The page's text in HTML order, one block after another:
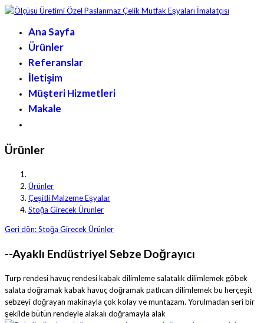
Ana Sayfa
Ürünler
Referanslar
İletişim
Müşteri Hizmetleri
Makale
Ürünler
Ürünler
Çeşitli Malzeme Eşyalar
Stoğa Girecek Ürünler
Geri dön: Stoğa Girecek Ürünler
--Ayaklı Endüstriyel Sebze Doğrayıcı
Turp rendesi havuç rendesi kabak dilimleme salatalık dilimlemek göbek
salata doğramak kabak havuç doğramak patlıcan dilimlemek bu herçeşit
sebzeyi doğrayan makinayla çok kolay ve muntazam. Yorulmadan seri bir
şekilde bütün rendeyle alakalı doğramayla alak